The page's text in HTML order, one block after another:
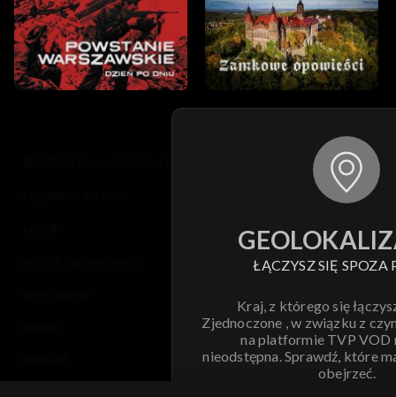
ŁĄCZYSZ SIĘ SPOZA
Kraj, z którego się
Zjednoczone , w związku z
na platformie TVP VOD
nieodstępna. Sprawdź, które
obejrzeć.